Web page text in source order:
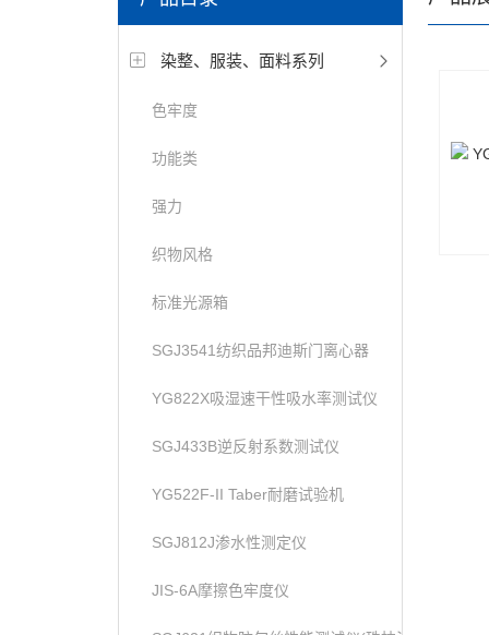
染整、服装、面料系列
色牢度
功能类
强力
织物风格
标准光源箱
SGJ3541纺织品邦迪斯门离心器
YG822X吸湿速干性吸水率测试仪
SGJ433B逆反射系数测试仪
YG522F-II Taber耐磨试验机
SGJ812J渗水性测定仪
JIS-6A摩擦色牢度仪